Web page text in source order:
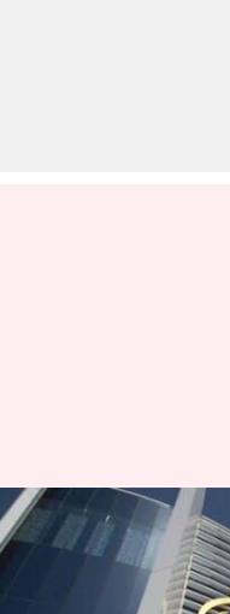
Palestine:
అల్‌జజీరా వార్తా
అథారిటీ